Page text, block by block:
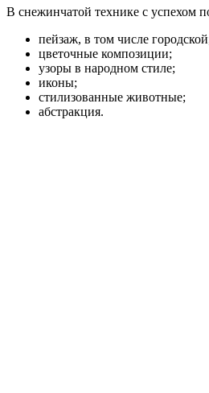
В снежинчатой технике с успехом
пейзаж, в том числе
цветочные композиции;
узоры в народном стиле;
иконы;
стилизованные животные;
абстракция.